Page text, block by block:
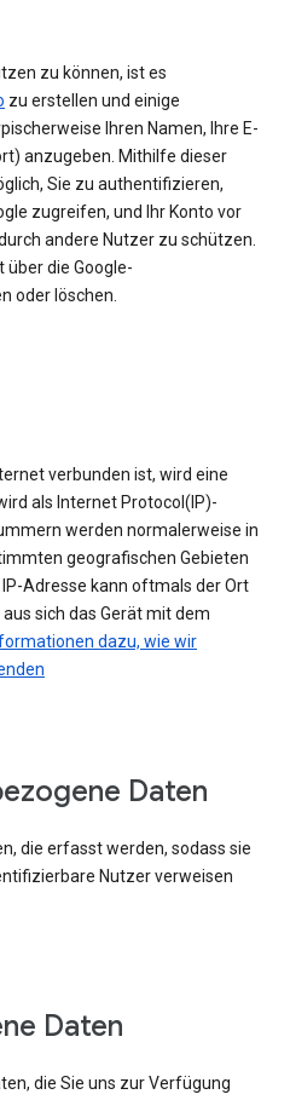
zu können, ist es
zu erstellen und einige
Ihren Namen, Ihre E-
anzugeben. Mithilfe dieser
Sie zu authentifizieren,
zugreifen, und Ihr Konto vor
andere Nutzer zu schützen.
über die Google-
oder löschen.
verbunden ist, wird eine
als Internet Protocol(IP)-
werden normalerweise in
geografischen Gebieten
Adresse kann oftmals der Ort
sich das Gerät mit dem
dazu, wie wir
Daten
die erfasst werden, sodass sie
Nutzer verweisen
Daten
die Sie uns zur Verfügung